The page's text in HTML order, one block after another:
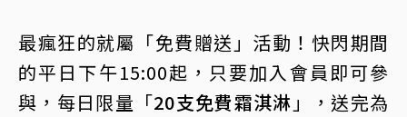
最瘋狂的就屬「免費贈送」活動！快閃期間
的平日下午15:00起，只要加入會員即可參
與，每日限量「20支免費霜淇淋 」，送完為